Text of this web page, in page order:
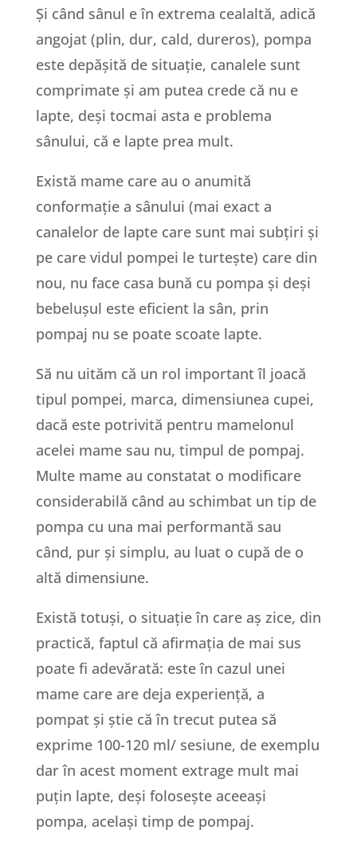
Și când sânul e în extrema cealaltă, adică
angojat (plin, dur, cald, dureros), pompa
este depășită de situație, canalele sunt
comprimate și am putea crede că nu e
lapte, deși tocmai asta e problema
sânului, că e lapte prea mult.
Există mame care au o anumită
conformație a sânului (mai exact a
canalelor de lapte care sunt mai subțiri și
pe care vidul pompei le turtește) care din
nou, nu face casa bună cu pompa și deși
bebelușul este eficient la sân, prin
pompaj nu se poate scoate lapte.
Să nu uităm că un rol important îl joacă
tipul pompei, marca, dimensiunea cupei,
dacă este potrivită pentru mamelonul
acelei mame sau nu, timpul de pompaj.
Multe mame au constatat o modificare
considerabilă când au schimbat un tip de
pompa cu una mai performantă sau
când, pur și simplu, au luat o cupă de o
altă dimensiune.
Există totuși, o situație în care aș zice, din
practică, faptul că afirmația de mai sus
poate fi adevărată: este în cazul unei
mame care are deja experiență, a
pompat și știe că în trecut putea să
exprime 100-120 ml/ sesiune, de exemplu
dar în acest moment extrage mult mai
puțin lapte, deși folosește aceeași
pompa, același timp de pompaj.